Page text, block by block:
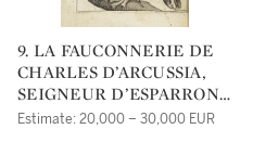
9. LA FAUCONNERIE DE
CHARLES D’ARCUSSIA,
SEIGNEUR D’ESPARRON
DE PAILLERES, & DE
Estimate: 20,000 – 30,000 EUR